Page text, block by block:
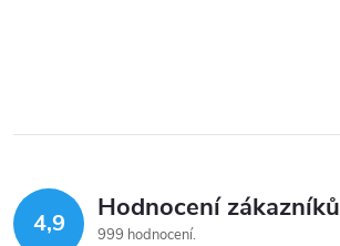
4,9 Hodnocení zákazníků
999 hodnocení